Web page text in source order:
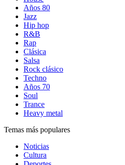
Años 80
Jazz
Hip hop
R&B
Rap
Clásica
Salsa
Rock clásico
Techno
Años 70
Soul
Trance
Heavy metal
Temas más populares
Noticias
Cultura